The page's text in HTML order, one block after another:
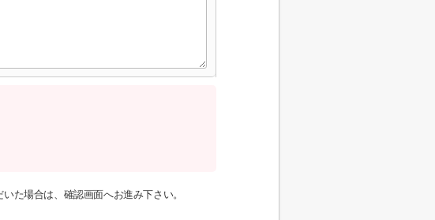
た場合は、確認画面へお進み下さい。